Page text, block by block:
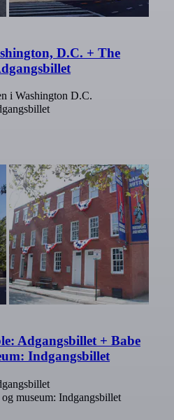
D.C. + The
i Washington D.C.
Adgangsbillet + Babe
Indgangsbillet
museum: Indgangsbillet